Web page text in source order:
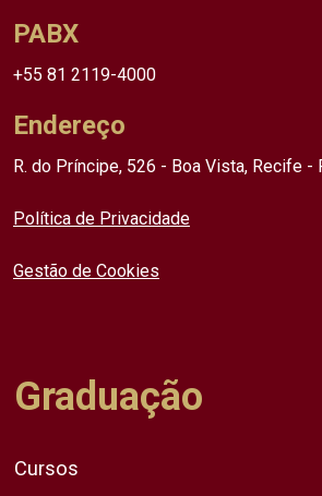
PABX
+55 81 2119-4000
Endereço
R. do Príncipe, 526 - Boa Vista, Recife
Política de Privacidade
Gestão de Cookies
Graduação
Cursos